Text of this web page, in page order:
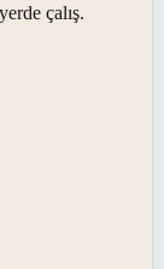
çalış.